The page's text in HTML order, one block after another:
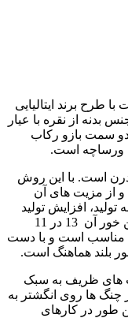
طرح برند ایتالیایی
بدنه از نقره با عیار
دو سمت بازو رکاب
ورساچه است.
است. با این روش
و از مزیت های آن
افزایش تولید
اشاره کرد. وزن رکاب 2.90 گرم و ابعاد نگین خور آن 13 در 11
مناسب است و با دست
بلند هماهنگ است.
های ظریف به سبک
ها روی انگشتر به
طور در کارهای